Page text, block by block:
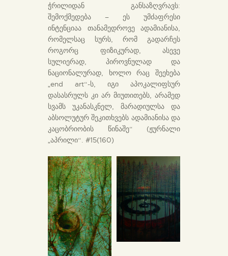
ჭრილიდან განსაზღვრავს:
შემოქმედება – ეს უმძაფრესი
ინტენციაა თანამედროვე ადამიანისა,
რომელსაც სურს, რომ გადარჩეს
როგორც ფიზიკურად, ასევე
სულიერად, პიროვნულად და
ნაციონალურად, ხოლო რაც შეეხება
„end art“-ს, იგი აპოკალიფსურ
დასასრულს კი არ მიუთითებს, არამედ
სვამს უკანასკნელ, მარადიულსა და
აბსოლუტურ შეკითხვებს ადამიანისა და
კაცობრიობის წინაშე“ (ჟურნალი
„აპრილი“. #15(160)